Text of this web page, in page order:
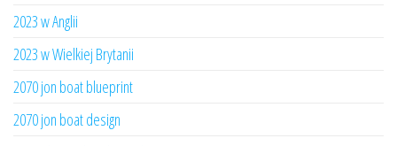
2023 w Anglii
2023 w Wielkiej Brytanii
2070 jon boat blueprint
2070 jon boat design